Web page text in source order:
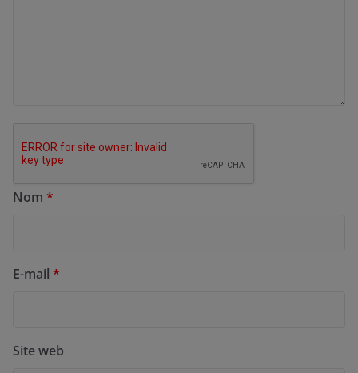
Nom *
E-mail *
Site web